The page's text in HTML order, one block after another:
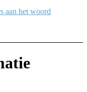
aan het woord